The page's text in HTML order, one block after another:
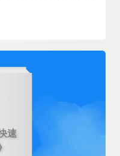
造的行为与心理的环境氛
于以场景适配"找到"人,以
速